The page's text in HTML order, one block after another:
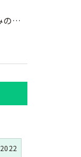
【塾長投稿】夏休みの過ごし方③
2022